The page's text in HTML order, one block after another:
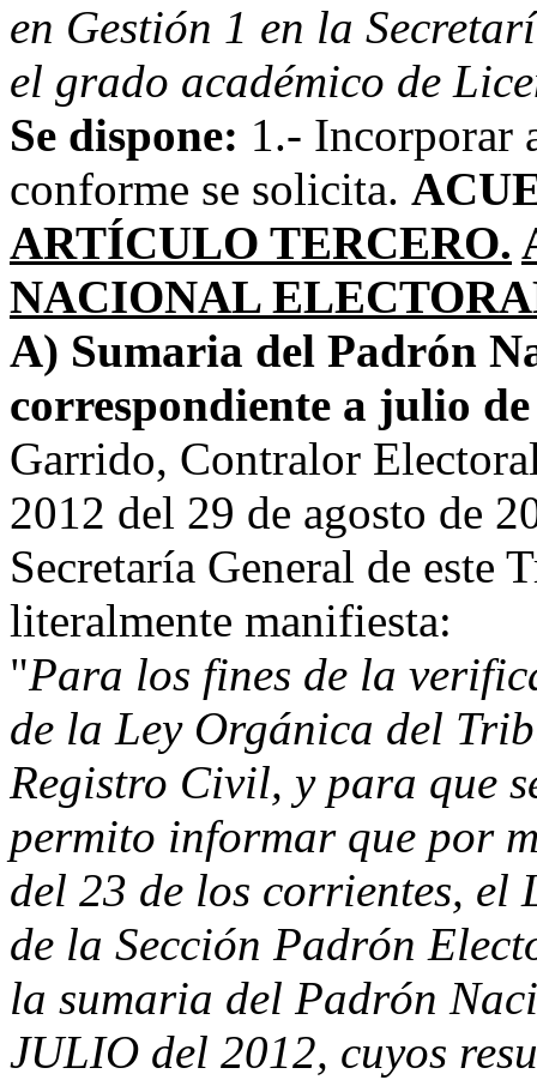
en Gestión 1 en la
el grado académico de
Se dispone: 1.- Incorporar
conforme se solicita.
ARTÍCULO TERCERO.
NACIONAL
A) Sumaria del Padrón
correspondiente a julio
Garrido, Contralor
2012 del 29 de agosto de
Secretaría General de este
literalmente manifiesta:
"Para los fines de la
de la Ley Orgánica del
Registro Civil, y para que
permito informar que por
del 23 de los corrientes, el
de la Sección Padrón
la sumaria del Padrón
JULIO del 2012, cuyos